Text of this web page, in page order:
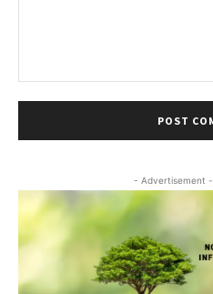
- Advertisement -